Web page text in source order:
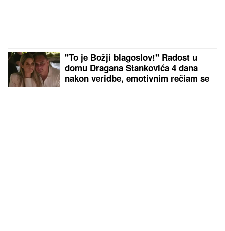
"To je Božji blagoslov!" Radost u
domu Dragana Stankovića 4 dana
nakon veridbe, emotivnim rečiam se